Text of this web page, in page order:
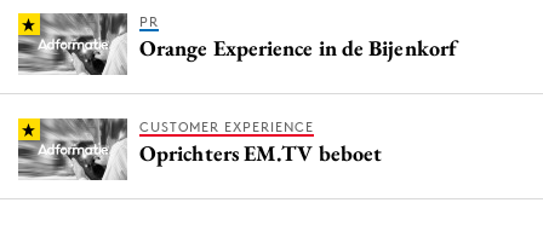
PR
Orange Experience in de Bijenkorf
CUSTOMER EXPERIENCE
Oprichters EM.TV beboet